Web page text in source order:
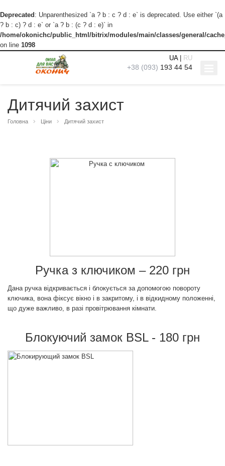
Deprecated : Unparenthesized `a ? b : c ? d : e` is deprecated. Use either `(a
? b : c) ? d : e` or `a ? b : (c ? d : e)` in
/home/okonichc/public_html/bitrix/modules/main/classes/general/
on line 1098
UA| RU
+38 (093) 193 44 54
Дитячий захист
Головна Ціни Дитячий захист
Ручка з ключиком – 220 грн
Дана ручка відкривається і блокується за допомогою повороту
ключика, вона фіксує вікно і в закритому, і в відкидному положенні,
що дуже важливо, в разі провітрювання кімнати.
Блокуючий замок BSL - 180 грн